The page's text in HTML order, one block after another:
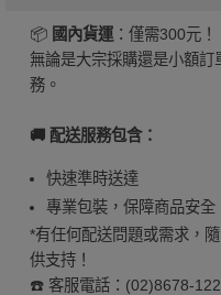
📦 國內貨運：僅需300元！
無論是大宗採購還是小額
務。
🚚 配送服務包含：
快速準時送達
專業包裝，保障商品安全
*有任何配送問題或需求，
供支持！
☎️ 客服電話：(02)8678-